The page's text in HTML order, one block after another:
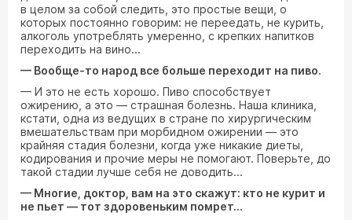
в целом за собой следить, это простые вещи, о
которых постоянно говорим: не переедать, не курить,
алкоголь употреблять умеренно, с крепких напитков
переходить на вино...
— Вообще-то народ все больше переходит на пиво.
— И это не есть хорошо. Пиво способствует
ожирению, а это — страшная болезнь. Наша клиника,
кстати, одна из ведущих в стране по хирургическим
вмешательствам при морбидном ожирении — это
крайняя стадия болезни, когда уже никакие диеты,
кодирования и прочие меры не помогают. Поверьте, до
такой стадии лучше себя не доводить...
— Многие, доктор, вам на это скажут: кто не курит и
не пьет — тот здоровеньким помрет...